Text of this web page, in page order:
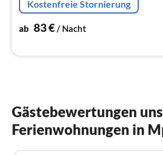
Kostenfreie Stornierung
ab 83€/ Nacht
Gästebewertungen
Ferienwohnungen in